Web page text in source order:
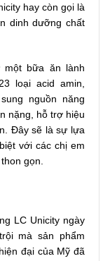
hay còn gọi là
dinh dưỡng chất
một bữa ăn lành
loại acid amin,
nguồn năng
nặng, hỗ trợ hiệu
Đây sẽ là sự lựa
với các chị em
gọn.
LC Unicity ngày
mà sản phẩm
đại của Mỹ đã